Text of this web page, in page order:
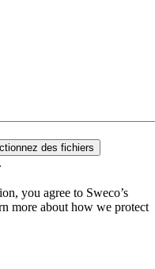
des fichiers
you agree to Sweco’s
more about how we protect